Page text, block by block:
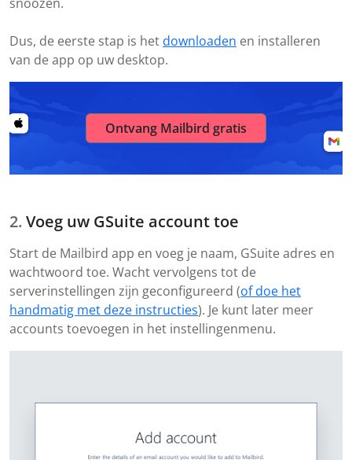
snoozen.
Dus, de eerste stap is het downloaden en installeren
van de app op uw desktop.
Ontvang Mailbird gratis
Voeg uw GSuite account toe
Start de Mailbird app en voeg je naam, GSuite adres en
wachtwoord toe. Wacht vervolgens tot de
serverinstellingen zijn geconfigureerd (of doe het
handmatig met deze instructies). Je kunt later meer
accounts toevoegen in het instellingenmenu.